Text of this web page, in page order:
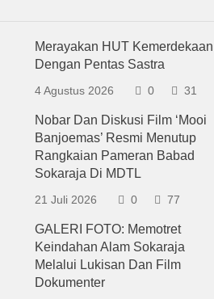
Merayakan HUT Kemerdekaan
Dengan Pentas Sastra
4 Agustus 2026 0 31
Nobar Dan Diskusi Film ‘Mooi
Banjoemas’ Resmi Menutup
Rangkaian Pameran Babad
Sokaraja Di MDTL
21 Juli 2026 0 77
GALERI FOTO: Memotret
Keindahan Alam Sokaraja
Melalui Lukisan Dan Film
Dokumenter